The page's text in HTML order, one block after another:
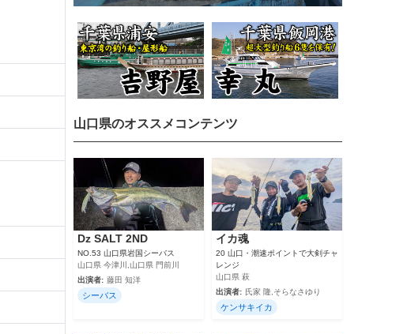
山口県のオススメコンテンツ
Dz SALT 2ND
NO.53 山口県岩国シーバス
山口県 今津川,山口県 門前川
出演者: 藤田 知洋
シーバス
イカ魂
20 山口・潮速ポイントで大剣チャ
レンジ
山口県 萩
出演者: 氏家 隆,そらなさゆり
ケンサキイカ